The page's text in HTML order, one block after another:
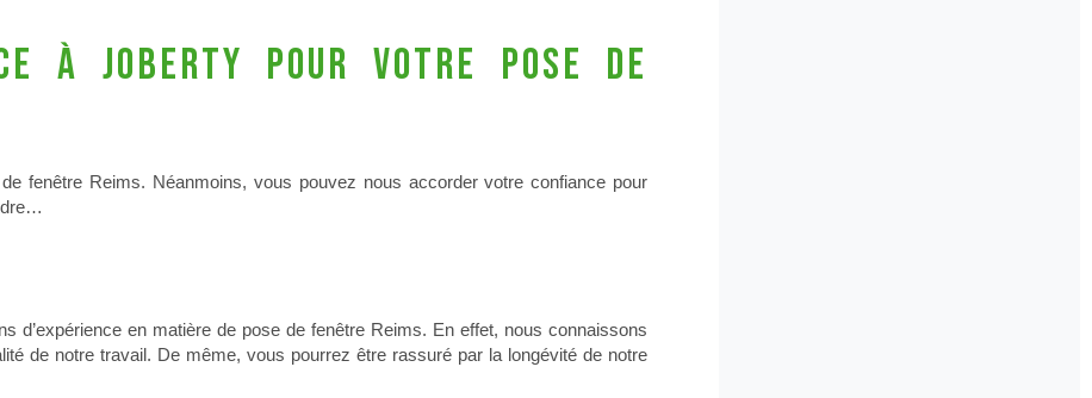
à Joberty pour votre pose de
fenêtre Reims. Néanmoins, vous pouvez nous accorder votre confiance pour
d’expérience en matière de pose de fenêtre Reims. En effet, nous connaissons
de notre travail. De même, vous pourrez être rassuré par la longévité de notre